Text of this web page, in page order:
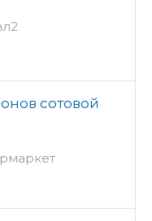
сотовой